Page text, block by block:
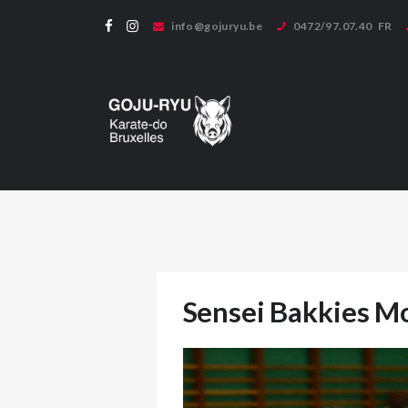
info@gojuryu.be 0472/97.07.40 FR
Sensei Bakkies